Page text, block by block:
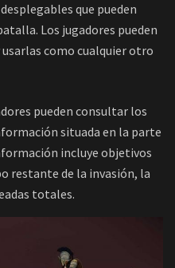
que pueden
Los jugadores pueden
como cualquier otro
pueden consultar los
situada en la parte
incluye objetivos
restante de la invasión, la
totales.